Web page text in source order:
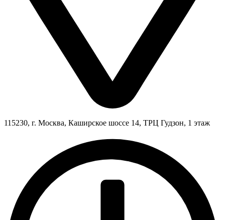
115230, г. Москва, Каширское шоссе 14, ТРЦ Гудзон, 1 этаж